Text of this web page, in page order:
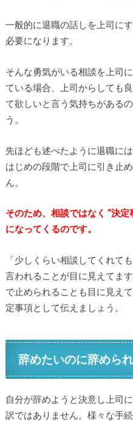
一般的に退職の話しを上司に
必要になります。
そんな勇気がいる相談を上司
ている場合、上司からしても
て欲しいと言う気持ちがある
う。
先ほども述べたように退職に
はじめの段階で上司に引き止
ん。
そのため、相談ではなく “決
になってくるのです。
「少しくらい相談してくれて
言われることが目に見えてま
で止められることも目に見え
定事項として伝えましょう。
辞めたいのに辞めら
自分が辞めようと決意し上司
訳ではありません。様々な手